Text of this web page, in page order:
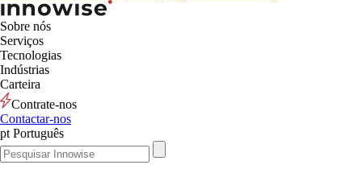
Sobre nós
Serviços
Tecnologias
Indústrias
Carteira
Contrate-nos
Contactar-nos
pt Português